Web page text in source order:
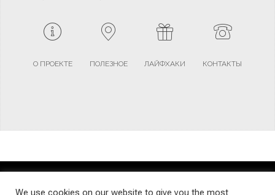
О ПРОЕКТЕ ПОЛЕЗНОЕ ЛАЙФХАКИ КОНТАКТЫ
TERMS AND CONDITIONS PRIVACY POLICY SITEMAP
We use cookies on our website to give you the most